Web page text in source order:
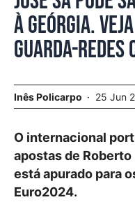
à Geórgia.
guarda-redes
Inês Policarpo 25 Jun
O internacional
apostas de
está apurado para
Euro2024.